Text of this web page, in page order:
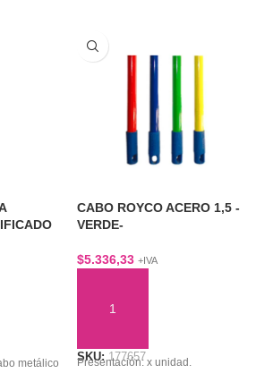
metálico
CABO ROYCO ACERO 1,5 -
VERDE-
$5.336,33 +IVA
SKU:177657
Presentación: x unidad.